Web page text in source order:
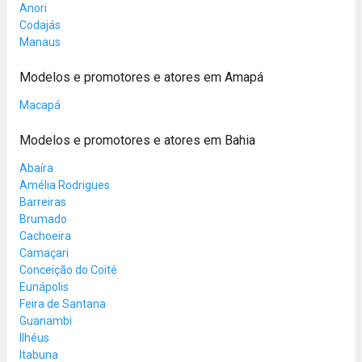
Anori
Codajás
Manaus
Modelos e promotores e atores em Amapá
Macapá
Modelos e promotores e atores em Bahia
Abaíra
Amélia Rodrigues
Barreiras
Brumado
Cachoeira
Camaçari
Conceição do Coité
Eunápolis
Feira de Santana
Guanambi
Ilhéus
Itabuna